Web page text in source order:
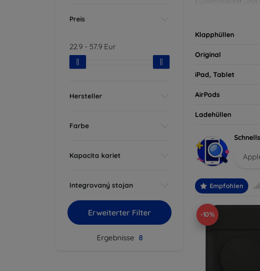
Preis
22.9 - 57.9 Eur
Hersteller
Farbe
Kapacita kariet
Integrovaný stojan
Erweiterter Filter
Ergebnisse 8
Klapphüllen
Original
iPad, Tablet
AirPods
Ladehüllen
Empfohlen
-10%